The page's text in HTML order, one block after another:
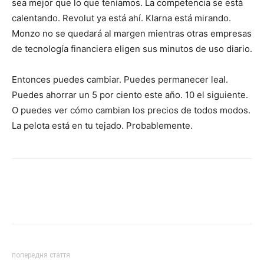
sea mejor que lo que teníamos. La competencia se está
calentando. Revolut ya está ahí. Klarna está mirando.
Monzo no se quedará al margen mientras otras empresas
de tecnología financiera eligen sus minutos de uso diario.
Entonces puedes cambiar. Puedes permanecer leal.
Puedes ahorrar un 5 por ciento este año. 10 el siguiente.
O puedes ver cómo cambian los precios de todos modos.
La pelota está en tu tejado. Probablemente.
попередня стаття